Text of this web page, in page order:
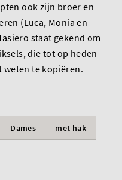
ook zijn broer en
(Luca, Monia en
staat gekend om
die tot op heden
weten te kopiëren.
Dames met hak